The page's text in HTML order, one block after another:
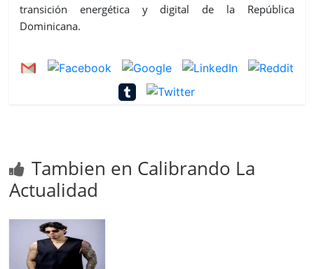
transición energética y digital de la República
Dominicana.
Tambien en Calibrando La
Actualidad